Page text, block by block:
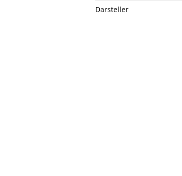
Darsteller